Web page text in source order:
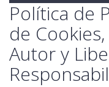
Política de
de
Autor y